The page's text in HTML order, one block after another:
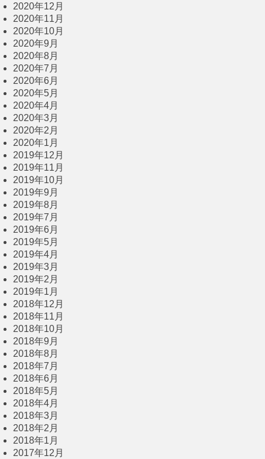
2020年12月
2020年11月
2020年10月
2020年9月
2020年8月
2020年7月
2020年6月
2020年5月
2020年4月
2020年3月
2020年2月
2020年1月
2019年12月
2019年11月
2019年10月
2019年9月
2019年8月
2019年7月
2019年6月
2019年5月
2019年4月
2019年3月
2019年2月
2019年1月
2018年12月
2018年11月
2018年10月
2018年9月
2018年8月
2018年7月
2018年6月
2018年5月
2018年4月
2018年3月
2018年2月
2018年1月
2017年12月